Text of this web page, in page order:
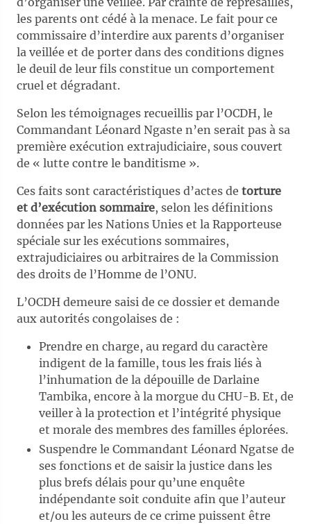
les parents ont cédé à la menace. Le fait pour ce
commissaire d’interdire aux parents d’organiser
la veillée et de porter dans des conditions dignes
le deuil de leur fils constitue un comportement
cruel et dégradant.
Selon les témoignages recueillis par l’OCDH, le
Commandant Léonard Ngaste n’en serait pas à sa
première exécution extrajudiciaire, sous couvert
de « lutte contre le banditisme ».
Ces faits sont caractéristiques d’actes de torture
et d’exécution sommaire, selon les définitions
données par les Nations Unies et la Rapporteuse
spéciale sur les exécutions sommaires,
extrajudiciaires ou arbitraires de la Commission
des droits de l’Homme de l’ONU.
L’OCDH demeure saisi de ce dossier et demande
aux autorités congolaises de :
Prendre en charge, au regard du caractère
indigent de la famille, tous les frais liés à
l’inhumation de la dépouille de Darlaine
Tambika, encore à la morgue du CHU-B. Et, de
veiller à la protection et l’intégrité physique
et morale des membres des familles éplorées.
Suspendre le Commandant Léonard Ngatse de
ses fonctions et de saisir la justice dans les
plus brefs délais pour qu’une enquête
indépendante soit conduite afin que l’auteur
et/ou les auteurs de ce crime puissent être